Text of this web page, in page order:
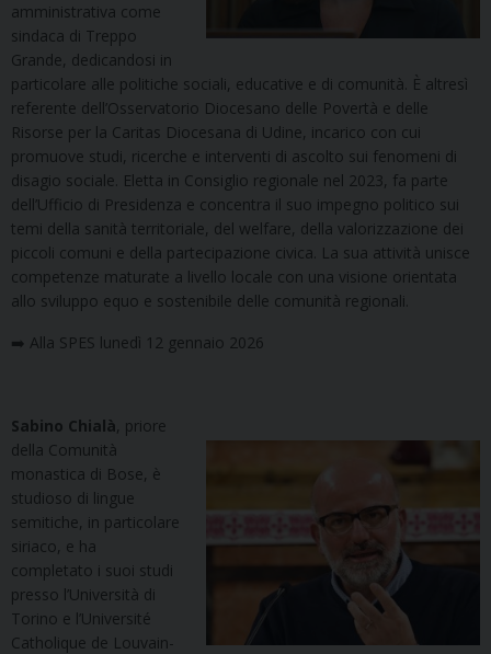
amministrativa come
sindaca di Treppo
Grande, dedicandosi in
particolare alle politiche sociali, educative e di comunità. È altresì
referente dell’Osservatorio Diocesano delle Povertà e delle
Risorse per la Caritas Diocesana di Udine, incarico con cui
promuove studi, ricerche e interventi di ascolto sui fenomeni di
disagio sociale. Eletta in Consiglio regionale nel 2023, fa parte
dell’Ufficio di Presidenza e concentra il suo impegno politico sui
temi della sanità territoriale, del welfare, della valorizzazione dei
piccoli comuni e della partecipazione civica. La sua attività unisce
competenze maturate a livello locale con una visione orientata
allo sviluppo equo e sostenibile delle comunità regionali.
➡️ Alla SPES lunedì 12 gennaio 2026
Sabino Chialà , priore
della Comunità
monastica di Bose, è
studioso di lingue
semitiche, in particolare
siriaco, e ha
completato i suoi studi
presso l’Università di
Torino e l’Université
Catholique de Louvain-